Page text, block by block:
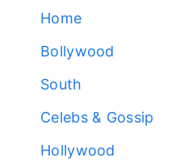
Home
Bollywood
South
Celebs & Gossip
Hollywood